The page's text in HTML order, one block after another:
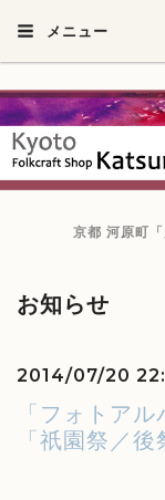
メニュー
京都 河原町
お知らせ
2014/07/20
「フォトア
「祇園祭／後